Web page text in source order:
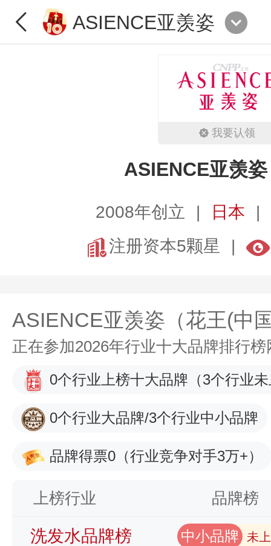
ASIENCE亚羡姿
我要认领
ASIENCE亚羡姿
2008年创立
日本
注册资本5颗星
ASIENCE亚羡姿（花王(中
正在参加2026年行业十大品牌排行
0个行业上榜十大品牌 （3个行业
0个行业大品牌/3个行业中小品牌
品牌得票0 （行业竞争对手3万+）
上榜行业 品牌榜
洗发水品牌榜 中小品牌 未